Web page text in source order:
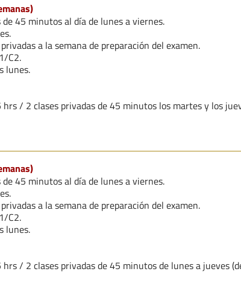
de 45 minutos al día de lunes a viernes.
a la semana de preparación del examen.
C2.
lunes.
hrs / 2 clases privadas de 45 minutos los martes y los
de 45 minutos al día de lunes a viernes.
a la semana de preparación del examen.
C2.
lunes.
hrs / 2 clases privadas de 45 minutos de lunes a jueves